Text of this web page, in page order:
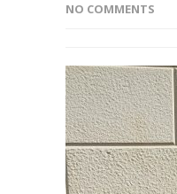
NO COMMENTS